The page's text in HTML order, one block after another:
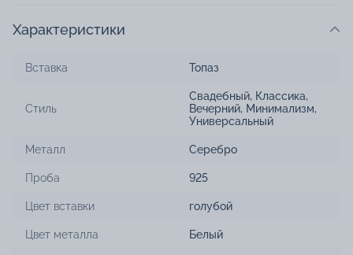
Характеристики
Вставка Топаз
Стиль
Свадебный, Классика,
Вечерний, Минимализм,
Универсальный
Металл Серебро
Проба 925
Цвет вставки голубой
Цвет металла Белый